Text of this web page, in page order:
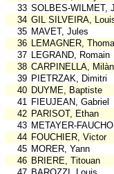
33 SOLBES-WILMET,
34 GIL SILVEIRA,
35 MAVET, Jules
36 LEMAGNER,
37 LEGRAND, Romain
38 CARPINELLA, Milàn
39 PIETRZAK, Dimitri
40 DUYME, Baptiste
41 FIEUJEAN, Gabriel
42 PARISOT, Ethan
43 METAYER-
44 FOUCHIER, Victor
45 MORER, Yann
46 BRIERE, Titouan